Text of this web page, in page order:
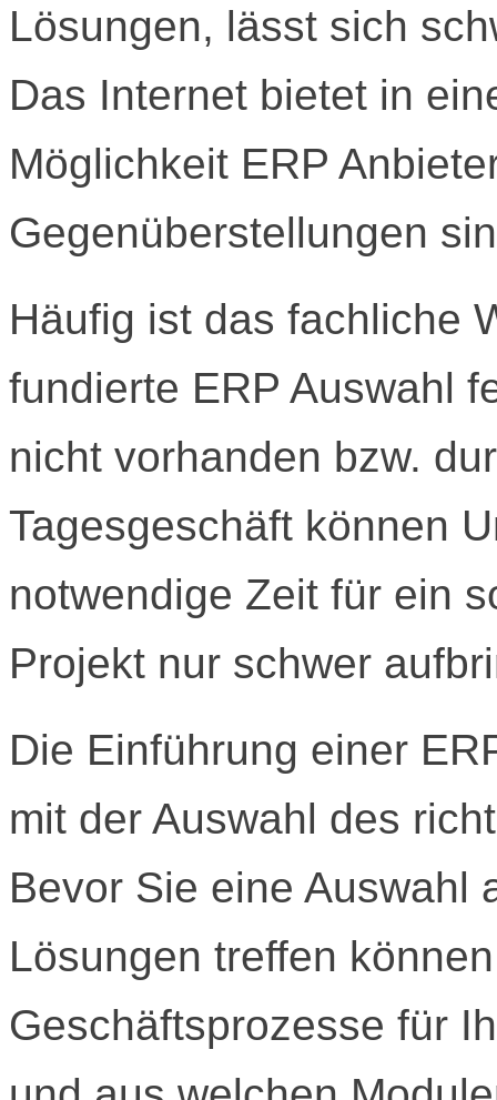
Lösungen, lässt sich
Das Internet bietet in
Möglichkeit ERP
Gegenüberstellungen
Häufig ist das fachliche
fundierte ERP Auswahl
nicht vorhanden bzw.
Tagesgeschäft können
notwendige Zeit für ein
Projekt nur schwer
Die Einführung einer
mit der Auswahl des
Bevor Sie eine Auswahl
Lösungen treffen
Geschäftsprozesse für